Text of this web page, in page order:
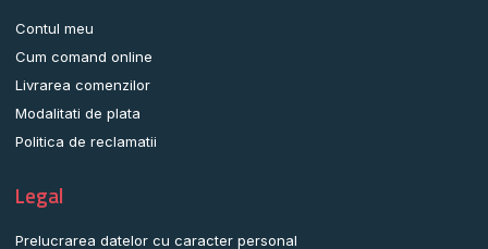
Contul meu
Cum comand online
Livrarea comenzilor
Modalitati de plata
Politica de reclamatii
Legal
Prelucrarea datelor cu caracter personal